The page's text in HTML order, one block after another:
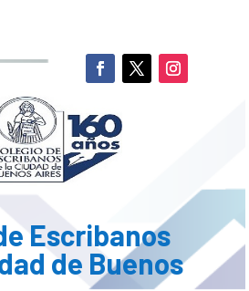
Escribanos
de Buenos